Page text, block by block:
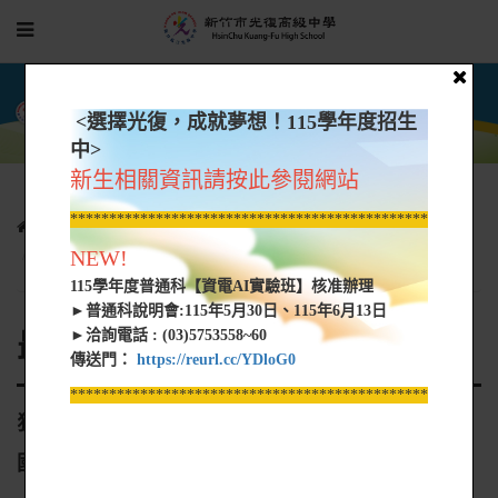
相關連結
最新公告
狂賀~國中部直升普通科~彭o豪同學繁星推薦錄取國立清華大學
最新公告
狂賀~國中部直升普通科~彭o豪同學繁星推薦錄取
國立清華大學
<選擇光復，成就夢想！115學年度招生
中>
新生相關資訊請按此參閱網站
*****************************************************
NEW!
115學年度普通科【資電AI實驗班】核准辦理
►普通科說明會:115年5月30日、115年6月13日
►洽詢電話 : (03)5753558~60
傳送門： https://reurl.cc/YDloG0
*****************************************************